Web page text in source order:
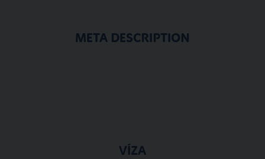
META DESCRIPTION
VÍZA